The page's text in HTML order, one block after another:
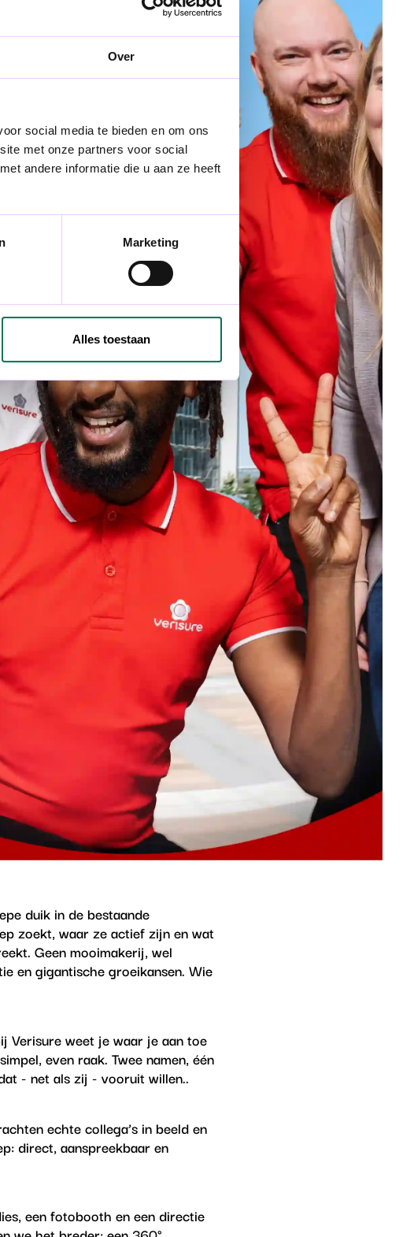
Over
social media te bieden en om ons
met onze partners voor social
andere informatie die u aan ze heeft
Marketing
Alles toestaan
duik in de bestaande
zoekt, waar ze actief zijn en wat
Geen mooimakerij, wel
en gigantische groeikansen. Wie
Verisure weet je waar je aan toe
even raak. Twee namen, één
- net als zij - vooruit willen..
echte collega’s in beeld en
direct, aanspreekbaar en
een fotobooth en een directie